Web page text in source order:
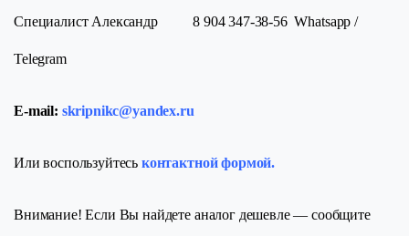
Специалист Александр 8 904 347-38-56 Whatsapp /
Telegram
E-mail: skripnikc@yandex.ru
Или воспользуйтесь контактной формой.
Внимание! Если Вы найдете аналог дешевле — сообщите